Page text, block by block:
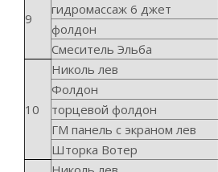
9
гидромассаж 6 джет
фолдон
Смеситель Эльба
10
Николь лев
Фолдон
торцевой фолдон
ГМ панель с экраном лев
Шторка Вотер